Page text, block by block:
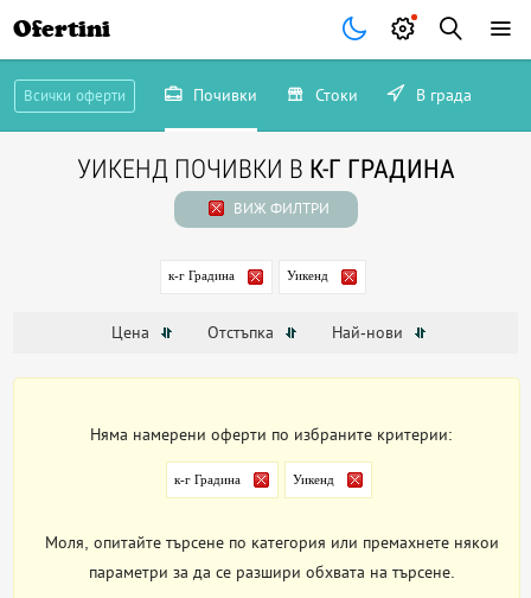
Ofertini
Всички оферти Почивки Стоки В града
УИКЕНД ПОЧИВКИ В К-Г ГРАДИНА
ВИЖ ФИЛТРИ
к-г Градина Уикенд
Цена Отстъпка Най-нови
Няма намерени оферти по избраните критерии:
к-г Градина Уикенд
Моля, опитайте търсене по категория или премахнете някои
параметри за да се разшири обхвата на търсене.